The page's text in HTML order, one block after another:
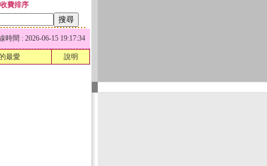
費排序
時間 : 2026-06-15 19:17:34
最愛 說明